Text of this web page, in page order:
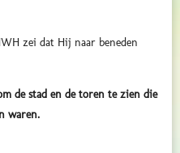
zei dat Hij naar beneden
de stad en de toren te zien die
waren.